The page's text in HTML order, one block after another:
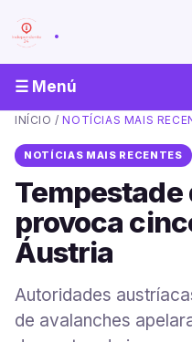
.
☰ Menú
INÍCIO /NOTÍCIAS MAIS
NOTÍCIAS MAIS RECENTES
Tempestade
provoca
Áustria
Autoridades
de avalanches